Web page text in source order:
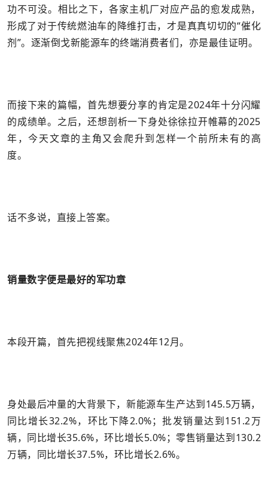
功不可没。相比之下，各家主机厂对应产品的愈发成熟，
形成了对于传统燃油车的降维打击，才是真真切切的“催化
剂”。逐渐倒戈新能源车的终端消费者们，亦是最佳证明。
而接下来的篇幅，首先想要分享的肯定是2024年十分闪耀
的成绩单。之后，还想剖析一下身处徐徐拉开帷幕的2025
年，今天文章的主角又会爬升到怎样一个前所未有的高
度。
话不多说，直接上答案。
销量数字便是最好的军功章
本段开篇，首先把视线聚焦2024年12月。
身处最后冲量的大背景下，新能源车生产达到145.5万辆，
同比增长32.2%，环比下降2.0%；批发销量达到151.2万
辆，同比增长35.6%，环比增长5.0%；零售销量达到130.2
万辆，同比增长37.5%，环比增长2.6%。